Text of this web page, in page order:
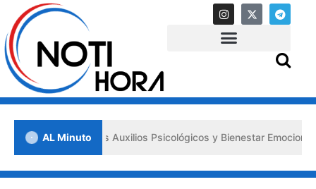
AL Minuto
«Primeros Auxilios Psicológicos y Bienestar Emocional» ante